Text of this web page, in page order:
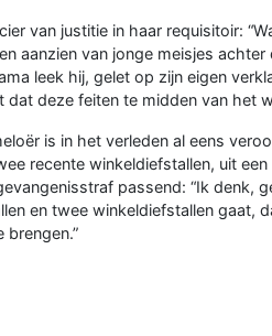
van justitie in haar requisitoir:
aanzien van jonge meisjes
leek hij, gelet op zijn eigen
dat deze feiten te midden van het
is in het verleden al eens
recente winkeldiefstallen, uit
passend: “Ik denk,
en twee winkeldiefstallen gaat,
brengen.”